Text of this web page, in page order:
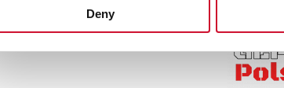
Deny